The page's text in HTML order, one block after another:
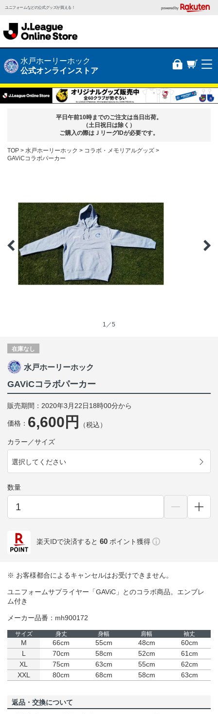
ユニフォームなどの公式グッズが買える！ powered by
水戸ホーリーホック
公式オンラインストア
平日午前10時までのご注文は当日出荷。
（土日祝日は除く）
ご購入の際はＪリーグIDが必要です。
TOP 水戸ホーリーホック
コラボ・メモリアルグッズ
GAViCコラボパーカー
1／5
在庫なし
水戸ホーリーホック
GAViCコラボパーカー
販売期間：2020年3月22日18時00分から
価格： 6,600円 （税込）
カラー／サイズ
選択してください
数量
楽天IDで決済すると 60 ポイント獲得
※ お客様都合によるキャンセルはお受けできません。
ユニフォームサプライヤー「GAViC」とのコラボ商品。エンブレ
ム付き
メーカー品番：mh900172
サイズ 身丈 身幅 肩幅 袖丈
M 66cm 55cm 48cm
60cm
L
70cm 58cm 52cm
61cm
XL
75cm 63cm 55cm
62cm
XXL
80cm 68cm 58cm 63cm
返品・交換について